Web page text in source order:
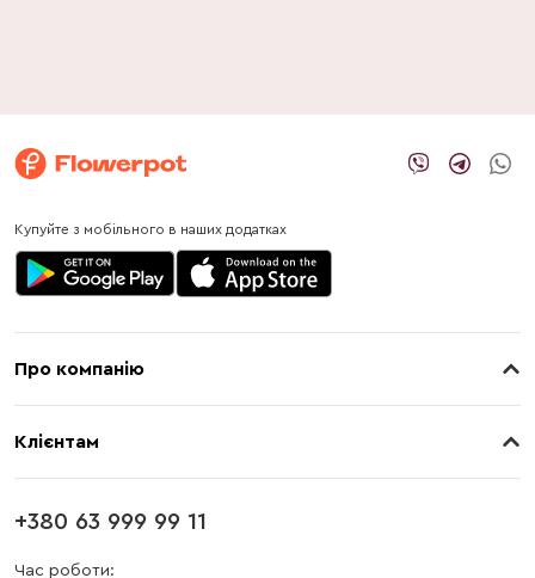
Купуйте з мобільного в наших додатках
Про компанію
Клієнтам
Оплата
Блог
+380 63 999 99 11
Час роботи: